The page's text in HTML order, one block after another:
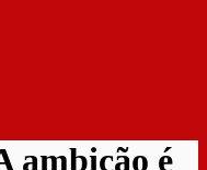
ambição é